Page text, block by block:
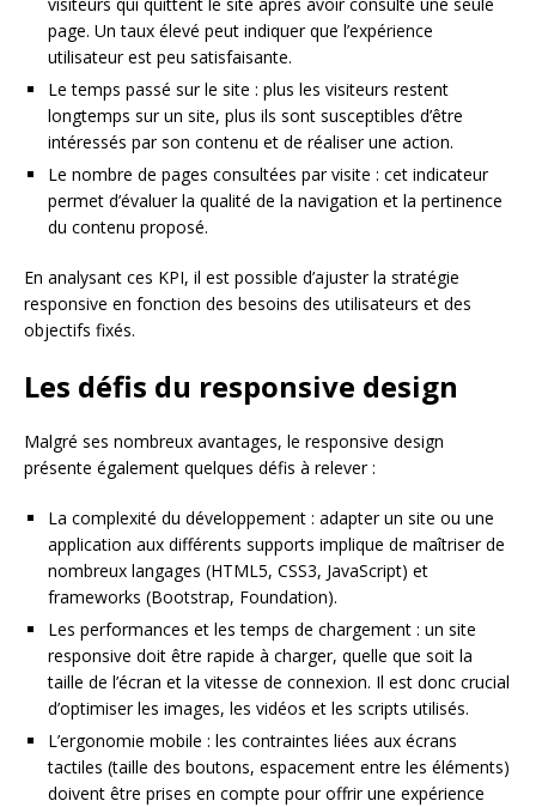
page. Un taux élevé peut indiquer que l’expérience
utilisateur est peu satisfaisante.
Le temps passé sur le site : plus les visiteurs restent
longtemps sur un site, plus ils sont susceptibles d’être
intéressés par son contenu et de réaliser une action.
Le nombre de pages consultées par visite : cet indicateur
permet d’évaluer la qualité de la navigation et la pertinence
du contenu proposé.
En analysant ces KPI, il est possible d’ajuster la stratégie
responsive en fonction des besoins des utilisateurs et des
objectifs fixés.
Les défis du responsive design
Malgré ses nombreux avantages, le responsive design
présente également quelques défis à relever :
La complexité du développement : adapter un site ou une
application aux différents supports implique de maîtriser de
nombreux langages (HTML5, CSS3, JavaScript) et
frameworks (Bootstrap, Foundation).
Les performances et les temps de chargement : un site
responsive doit être rapide à charger, quelle que soit la
taille de l’écran et la vitesse de connexion. Il est donc crucial
d’optimiser les images, les vidéos et les scripts utilisés.
L’ergonomie mobile : les contraintes liées aux écrans
tactiles (taille des boutons, espacement entre les éléments)
doivent être prises en compte pour offrir une expérience